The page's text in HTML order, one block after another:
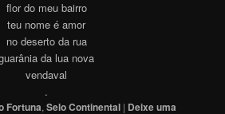
flor do meu bairro
teu nome é amor
no deserto da rua
da lua nova
vendaval
.
Fortuna,Selo Continental | Deixe uma